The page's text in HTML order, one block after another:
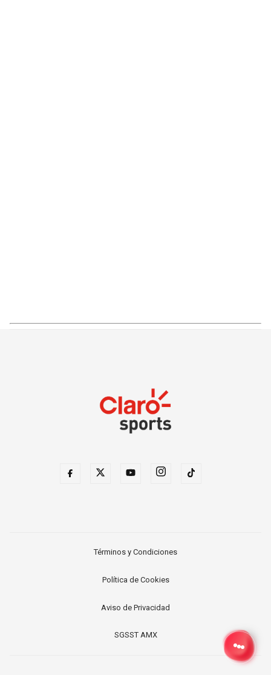
Términos y Condiciones
Política de Cookies
Aviso de Privacidad
SGSST AMX